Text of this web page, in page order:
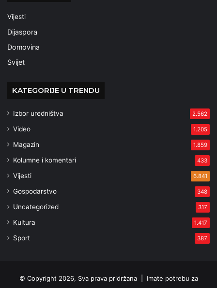
Vijesti
Dijaspora
Domovina
Svijet
KATEGORIJE U TRENDU
Izbor uredništva 2.562
Video 1.205
Magazin 1.859
Kolumne i komentari 433
Vijesti 6.841
Gospodarstvo 348
Uncategorized 317
Kultura 1.417
Sport 387
© Copyright 2026, Sva prava pridržana | Imate potrebu za